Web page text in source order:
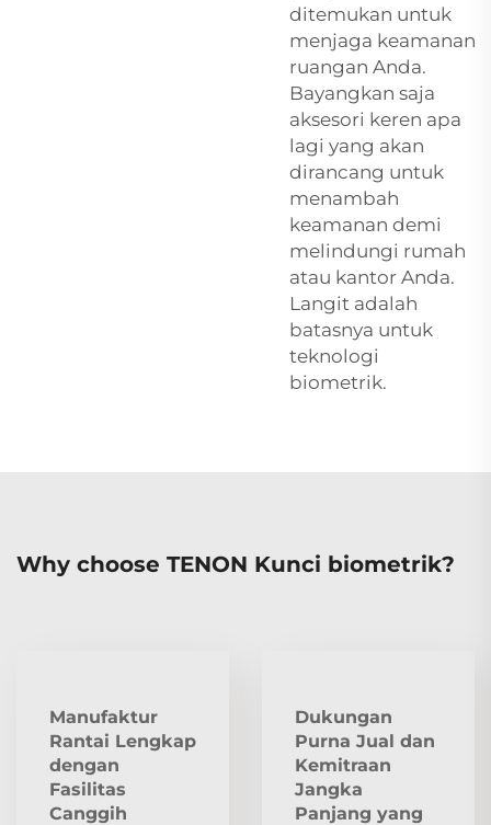
ditemukan untuk
menjaga keamanan
ruangan Anda.
Bayangkan saja
aksesori keren apa
lagi yang akan
dirancang untuk
menambah
keamanan demi
melindungi rumah
atau kantor Anda.
Langit adalah
batasnya untuk
teknologi
biometrik.
Why choose TENON Kunci biometrik?
Manufaktur
Rantai Lengkap
dengan
Fasilitas
Canggih
Dukungan
Purna Jual dan
Kemitraan
Jangka
Panjang yang